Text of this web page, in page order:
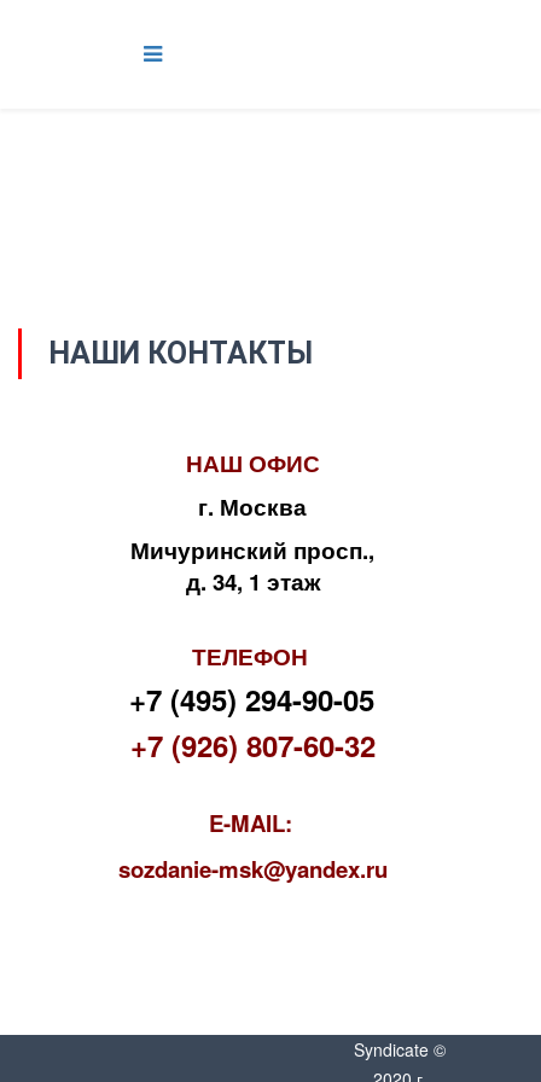
НАШИ КОНТАКТЫ
НАШ ОФИС
г. Москва
Мичуринский просп.,
д. 34, 1 этаж
ТЕЛЕФОН
+7 (495) 294-90-05
+7 (926) 807-60-32
E-MAIL:
sozdanie-msk@yandex.ru
Syndicate ©